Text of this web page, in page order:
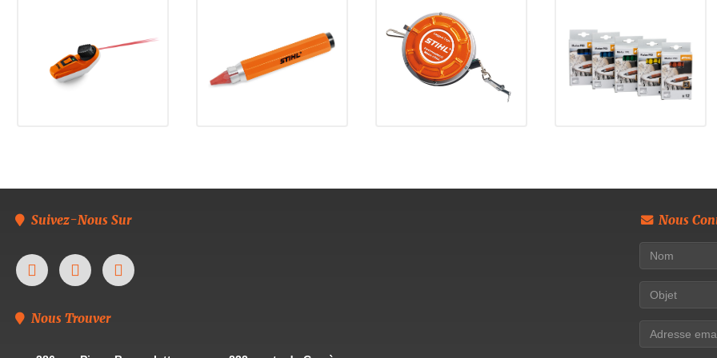
Suivez-Nous Sur
Nous Trouver
Nous